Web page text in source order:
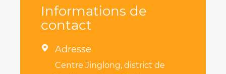
Informations de
contact
 Adresse
Centre Jinglong, district de